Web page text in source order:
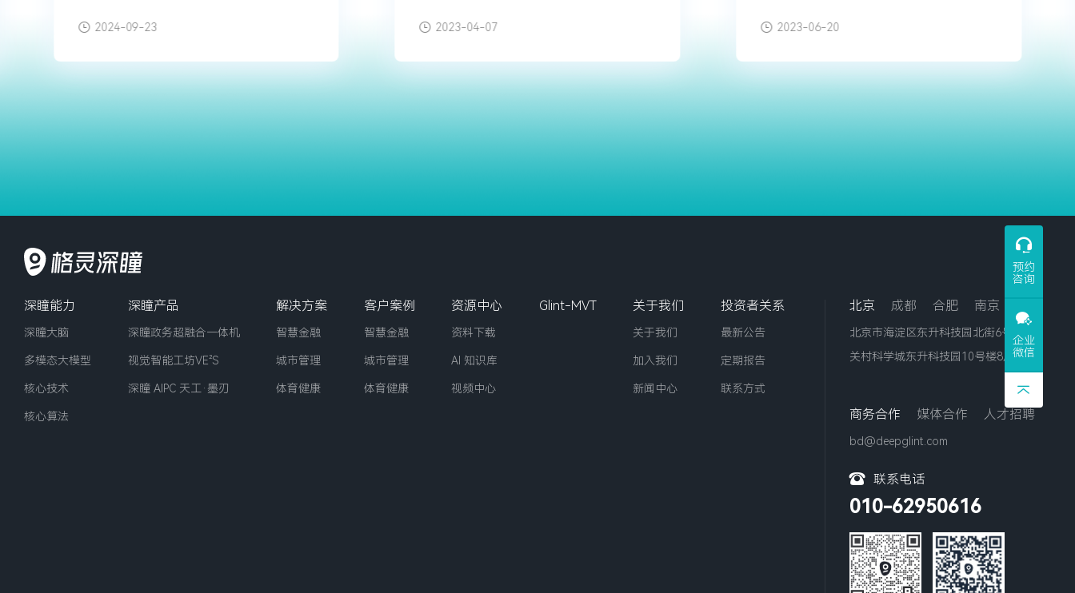
2024-09-23 2023-04-07 2023-06-20
预约
咨询
企业
微信
深瞳能力
深瞳大脑
多模态大模型
核心技术
核心算法
深瞳产品
深瞳政务超融合一体机
视觉智能工坊VE²‌S
深瞳 AIPC 天工·墨刃
解决方案
智慧金融
城市管理
体育健康
客户案例
智慧金融
城市管理
体育健康
资源中心
资料下载
AI 知识库
视频中心
Glint-MVT 关于我们
关于我们
加入我们
新闻中心
投资者关系
最新公告
定期报告
联系方式
北京 成都 合肥 南京
北京市海淀区东升科技园北街6号院中
关村科学城东升科技园10号楼8层
商务合作 媒体合作 人才招聘
bd@deepglint.com
联系电话
010-62950616